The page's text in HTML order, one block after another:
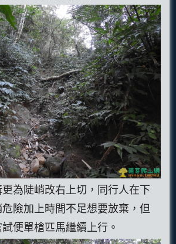
為陡峭改右上切，同行人在下
險加上時間不足想要放棄，但
便單槍匹馬繼續上行。